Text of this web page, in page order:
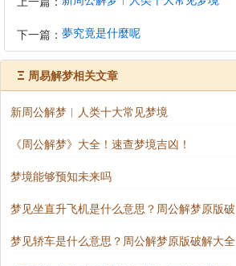
下一篇： 夢究竟是什麼呢
Ξ 周易解梦相关文章
新周公解梦︱人类十大常见梦境
《周公解梦》大全！速查梦境吉凶！
梦境能够预知未来吗
梦见坐直升飞机是什么意思？周公解梦原版破
梦见轿车是什么意思？周公解梦原版破解大全